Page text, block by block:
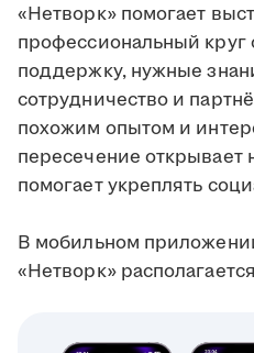
«Нетворк» помогает
профессиональный
поддержку, нужные
сотрудничество и
похожим опытом и
пересечение
помогает укреплять
В мобильном
«Нетворк»